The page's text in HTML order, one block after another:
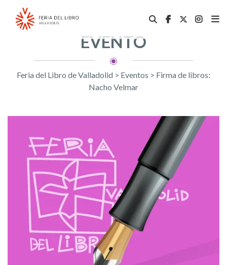
EVENTO
Feria del Libro de Valladolid > Eventos > Firma de libros:
Nacho Velmar